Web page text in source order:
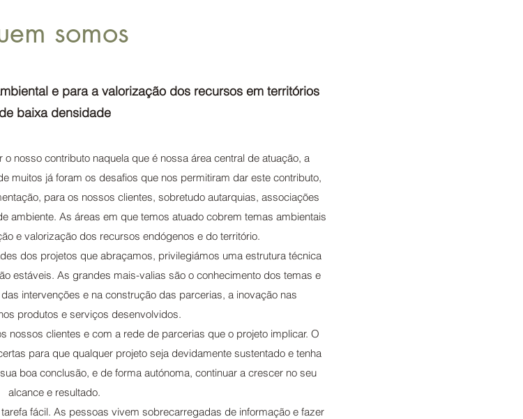
somos
e para a valorização dos recursos em territórios
de baixa densidade
nosso contributo naquela que é nossa área central de atuação, a
muitos já foram os desafios que nos permitiram dar este contributo,
para os nossos clientes, sobretudo autarquias, associações
ambiente. As áreas em que temos atuado cobrem temas ambientais
e valorização dos recursos endógenos e do território.
dos projetos que abraçamos, privilegiámos uma estrutura técnica
estáveis. As grandes mais-valias são o conhecimento dos temas e
intervenções e na construção das parcerias, a inovação nas
produtos e serviços desenvolvidos.
nossos clientes e com a rede de parcerias que o projeto implicar. O
para que qualquer projeto seja devidamente sustentado e tenha
boa conclusão, e de forma autónoma, continuar a crescer no seu
alcance e resultado.
fácil. As pessoas vivem sobrecarregadas de informação e fazer